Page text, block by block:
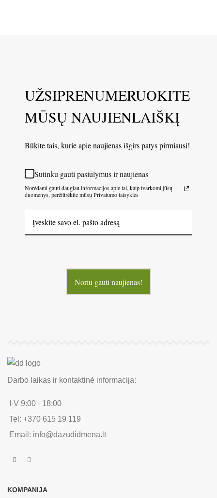
UŽSIPRENUMERUOKITE
MŪSŲ NAUJIENLAIŠKĮ
Būkite tais, kurie apie naujienas išgirs patys pirmiausi!
Sutinku gauti pasiūlymus ir naujienas
Norėdami gauti daugiau informacijos apie tai, kaip tvarkomi jūsų
duomenys, peržiūrėkite mūsų Privatumo taisykles
Noriu gauti naujienas!
Darbo laikas ir kontaktinė informacija:
I-V 9:00 - 18:00
Tel: +370 615 19 119
Email: info@dazudidmena.lt
KOMPANIJA